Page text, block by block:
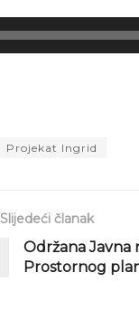
Projekat Ingrid
Slijedeći članak
Održana Javna
Prostornog